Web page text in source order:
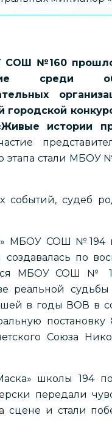
СОШ №160
среди
городской
истории
этапа стали
событий, судеб
МБОУ СОШ №194
по
МБОУ СОШ №
реальной судьбы
в годы ВОВ в
постановку
Союза
школы 194
передали
сцене и стали